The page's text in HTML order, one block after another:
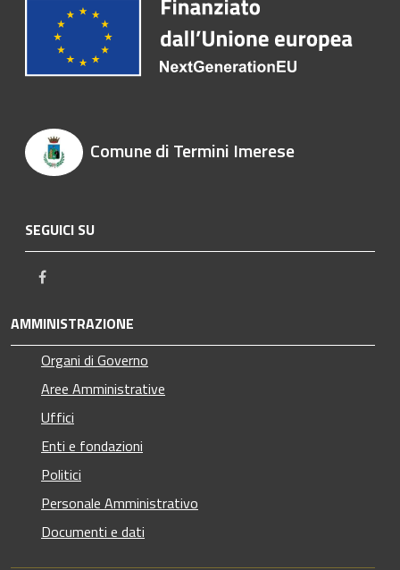
Comune di Termini Imerese
SEGUICI SU
AMMINISTRAZIONE
Organi di Governo
Aree Amministrative
Uffici
Enti e fondazioni
Politici
Personale Amministrativo
Documenti e dati